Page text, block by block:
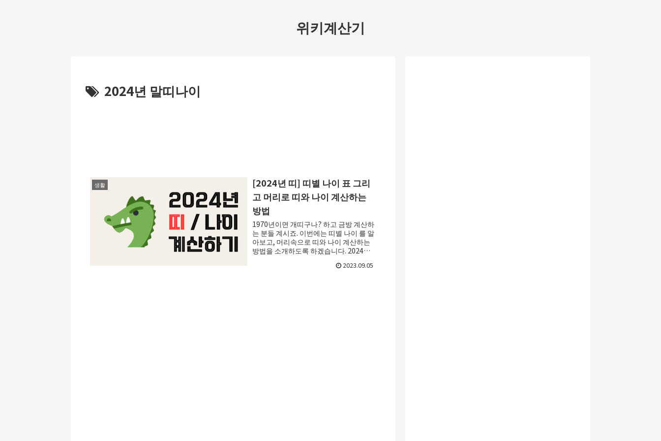
위키계산기
2024년 말띠나이
생활
[2024년 띠] 띠별 나이 표 그리
고 머리로 띠와 나이 계산하는
방법
1970년이면 개띠구나? 하고 금방 계산하
는 분들 계시죠. 이번에는 띠별 나이 를 알
아보고, 머리속으로 띠와 나이 계산하는
방법을 소개하도록 하겠습니다. 2024년
2023.09.05